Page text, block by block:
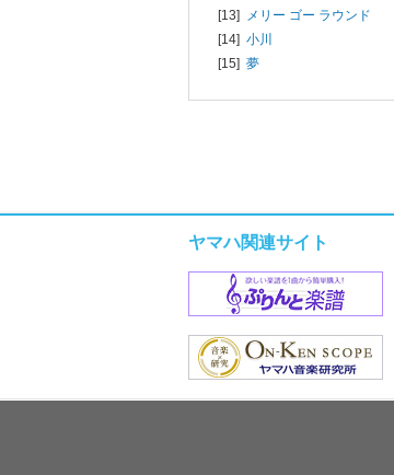
[13] メリー ゴー ラウンド
[14] 小川
[15] 夢
ヤマハ関連サイト